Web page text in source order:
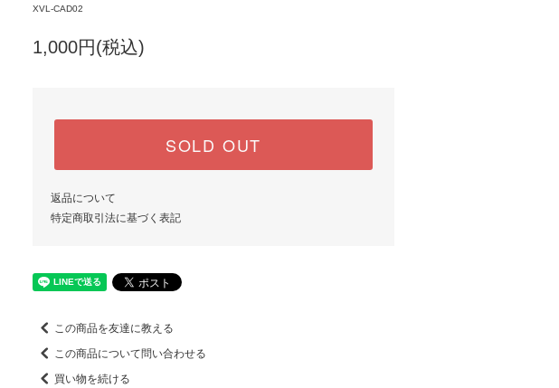
XVL-CAD02
1,000円(税込)
SOLD OUT
返品について
特定商取引法に基づく表記
この商品を友達に教える
この商品について問い合わせる
買い物を続ける